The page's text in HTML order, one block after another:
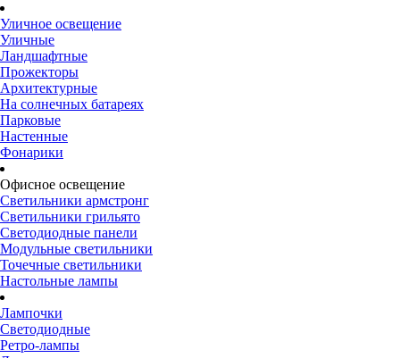
Уличное освещение
Уличные
Ландшафтные
Прожекторы
Архитектурные
На солнечных батареях
Парковые
Настенные
Фонарики
Офисное освещение
Светильники армстронг
Светильники грильято
Светодиодные панели
Модульные светильники
Точечные светильники
Настольные лампы
Лампочки
Светодиодные
Ретро-лампы